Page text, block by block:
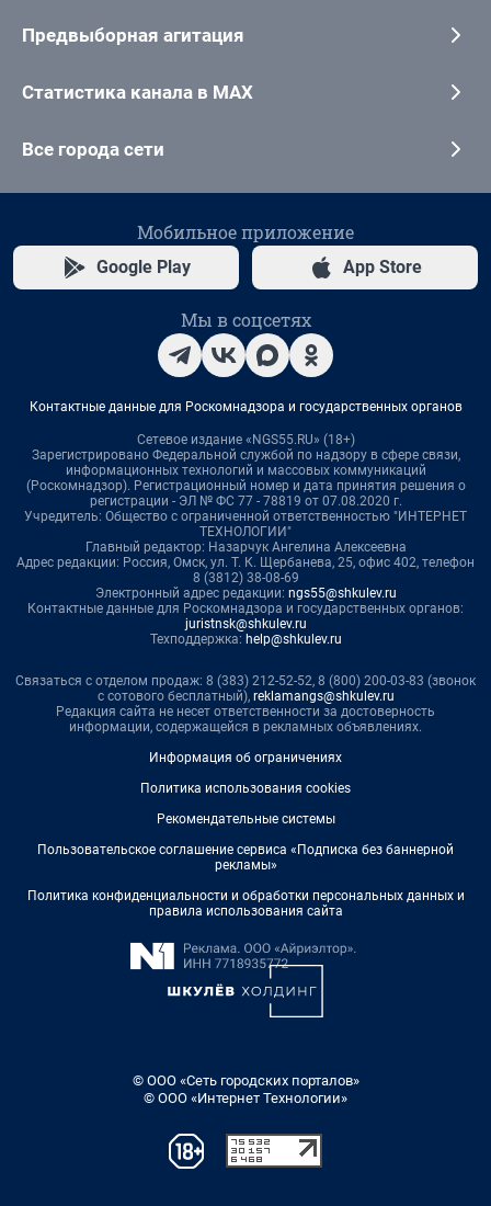
Предвыборная агитация
Статистика канала в MAX
Все города сети
Мобильное приложение
Google Play App Store
Мы в соцсетях
Контактные данные для Роскомнадзора и государственных органов
Сетевое издание «NGS55.RU» (18+)
Зарегистрировано Федеральной службой по надзору в сфере связи,
информационных технологий и массовых коммуникаций
(Роскомнадзор). Регистрационный номер и дата принятия решения о
регистрации - ЭЛ № ФС 77 - 78819 от 07.08.2020 г.
Учредитель: Общество с ограниченной ответственностью "ИНТЕРНЕТ
ТЕХНОЛОГИИ"
Главный редактор: Назарчук Ангелина Алексеевна
Адрес редакции: Россия, Омск, ул. Т. К. Щербанева, 25, офис 402, телефон
8 (3812) 38-08-69
Электронный адрес редакции: ngs55@shkulev.ru
Контактные данные для Роскомнадзора и государственных органов:
juristnsk@shkulev.ru
Техподдержка: help@shkulev.ru
Связаться с отделом продаж: 8 (383) 212-52-52, 8 (800) 200-03-83 (звонок
с сотового бесплатный), reklamangs@shkulev.ru
Редакция сайта не несет ответственности за достоверность
информации, содержащейся в рекламных объявлениях.
Информация об ограничениях
Политика использования cookies
Рекомендательные системы
Пользовательское соглашение сервиса «Подписка без баннерной
рекламы»
Политика конфиденциальности и обработки персональных данных и
правила использования сайта
© ООО «Сеть городских порталов»
© ООО «Интернет Технологии»